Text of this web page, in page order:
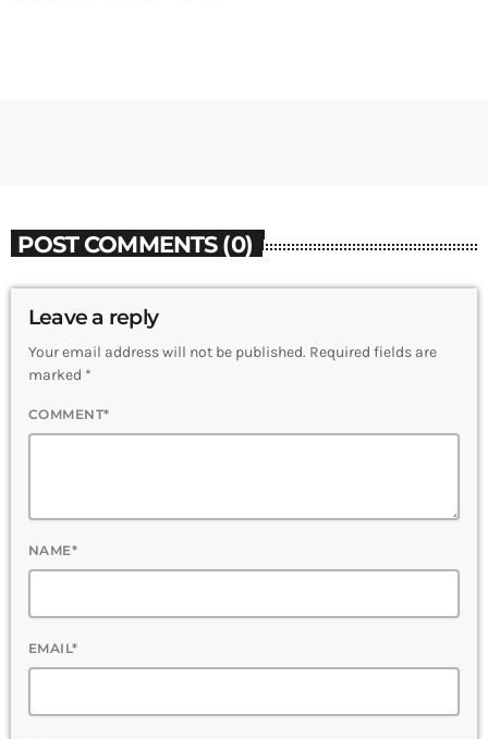
POST COMMENTS (0)
Leave a reply
Your email address will not be published. Required fields are
marked *
COMMENT*
NAME*
EMAIL*